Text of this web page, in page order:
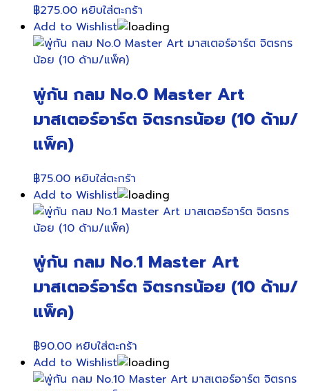
฿275.00 หยิบใส่ตะกร้า
Add to Wishlist
พู่กัน กลม No.0 Master Art
มาสเตอร์อาร์ต จิตรกรน้อย (10 ด้าม/
แพ็ค)
฿75.00 หยิบใส่ตะกร้า
Add to Wishlist
พู่กัน กลม No.1 Master Art
มาสเตอร์อาร์ต จิตรกรน้อย (10 ด้าม/
แพ็ค)
฿90.00 หยิบใส่ตะกร้า
Add to Wishlist